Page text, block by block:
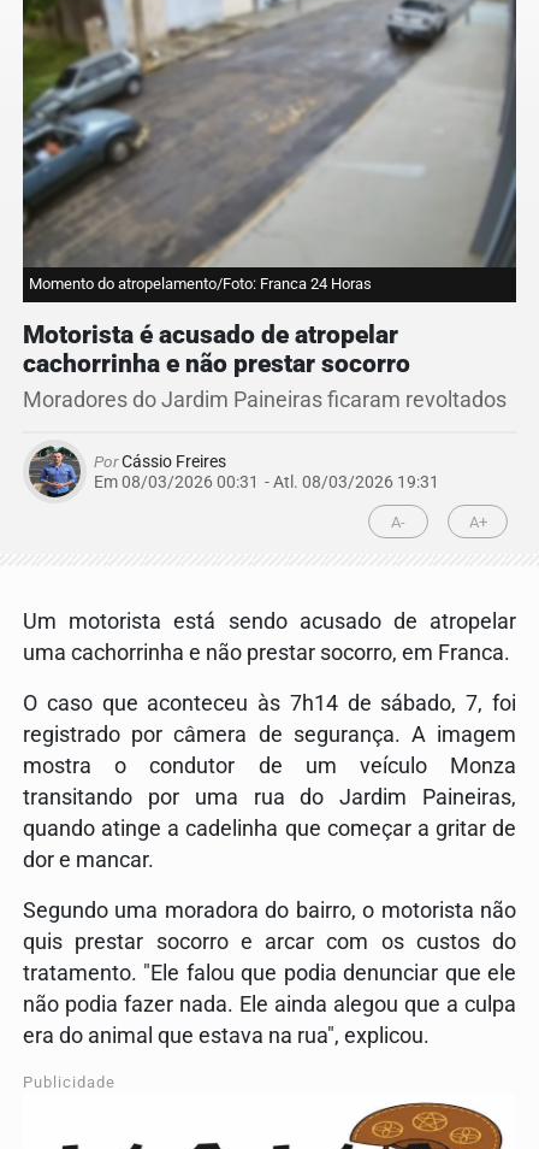
Momento do atropelamento/Foto: Franca 24 Horas
Motorista é acusado de atropelar
cachorrinha e não prestar socorro
Moradores do Jardim Paineiras ficaram revoltados
PorCássio Freires
Em 08/03/2026 00:31 - Atl. 08/03/2026 19:31
A- A+
Um motorista está sendo acusado de atropelar
uma cachorrinha e não prestar socorro, em Franca.
O caso que aconteceu às 7h14 de sábado, 7, foi
registrado por câmera de segurança. A imagem
mostra o condutor de um veículo Monza
transitando por uma rua do Jardim Paineiras,
quando atinge a cadelinha que começar a gritar de
dor e mancar.
Segundo uma moradora do bairro, o motorista não
quis prestar socorro e arcar com os custos do
tratamento. "Ele falou que podia denunciar que ele
não podia fazer nada. Ele ainda alegou que a culpa
era do animal que estava na rua", explicou.
Publicidade